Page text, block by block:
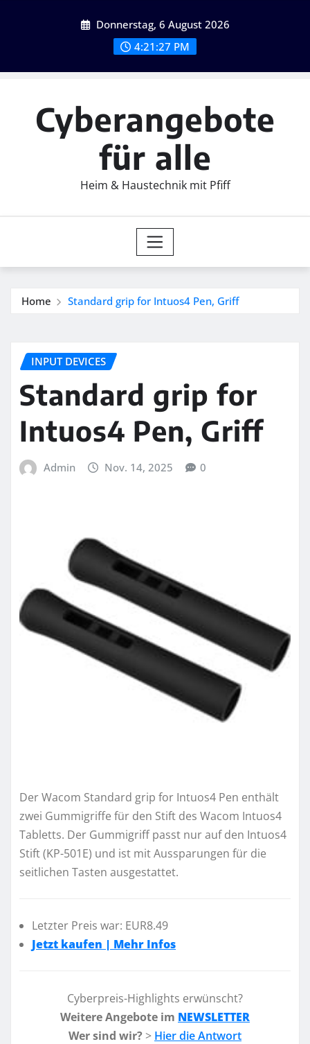
Donnerstag, 6 August 2026
4:21:28 PM
Cyberangebote
für alle
Heim & Haustechnik mit Pfiff
Home Standard grip for Intuos4 Pen, Griff
INPUT DEVICES
Standard grip for
Intuos4 Pen, Griff
Admin Nov. 14, 2025 0
Der Wacom Standard grip for Intuos4 Pen enthält
zwei Gummigriffe für den Stift des Wacom Intuos4
Tabletts. Der Gummigriff passt nur auf den Intuos4
Stift (KP-501E) und ist mit Aussparungen für die
seitlichen Tasten ausgestattet.
Letzter Preis war: EUR8.49
Jetzt kaufen | Mehr Infos
Cyberpreis-Highlights erwünscht?
Weitere Angebote im NEWSLETTER
Wer sind wir? > Hier die Antwort